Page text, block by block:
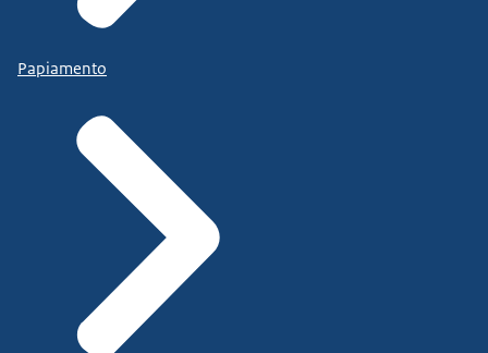
Papiamento